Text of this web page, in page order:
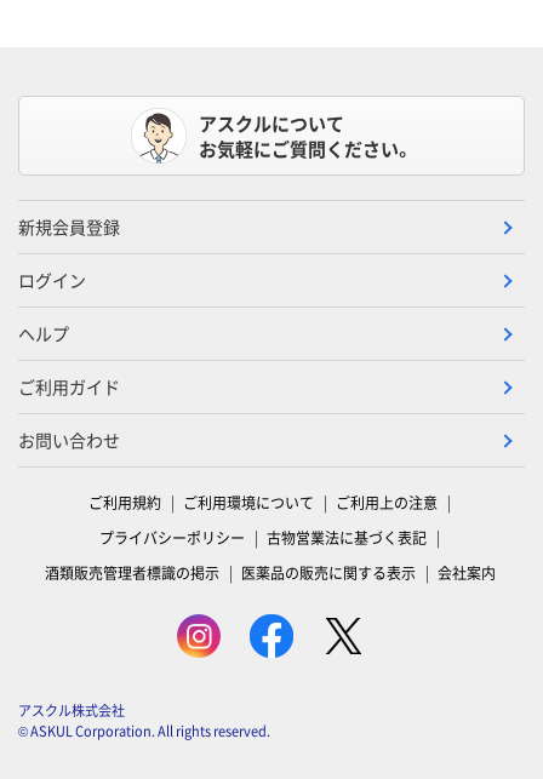
アスクルについて
お気軽にご質問ください。
新規会員登録
ログイン
ヘルプ
ご利用ガイド
お問い合わせ
ご利用規約 ご利用環境について
ご利用上の注意
プライバシーポリシー
古物営業法に基づく表記
酒類販売管理者標識の掲示
医薬品の販売に関する表示 会社案内
アスクル株式会社
© ASKUL Corporation. All rights reserved.